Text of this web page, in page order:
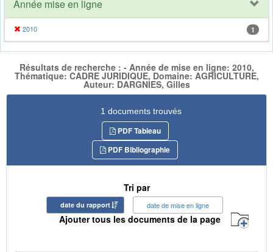
Année mise en ligne
2010 1
Résultats de recherche : - Année de mise en ligne: 2010,
Thématique: CADRE JURIDIQUE, Domaine: AGRICULTURE,
Auteur: DARGNIES, Gilles
1 documents trouvés
PDF Tableau
PDF Bibliographie
Tri par
date du rapport date de mise en ligne
Ajouter tous les documents de la page